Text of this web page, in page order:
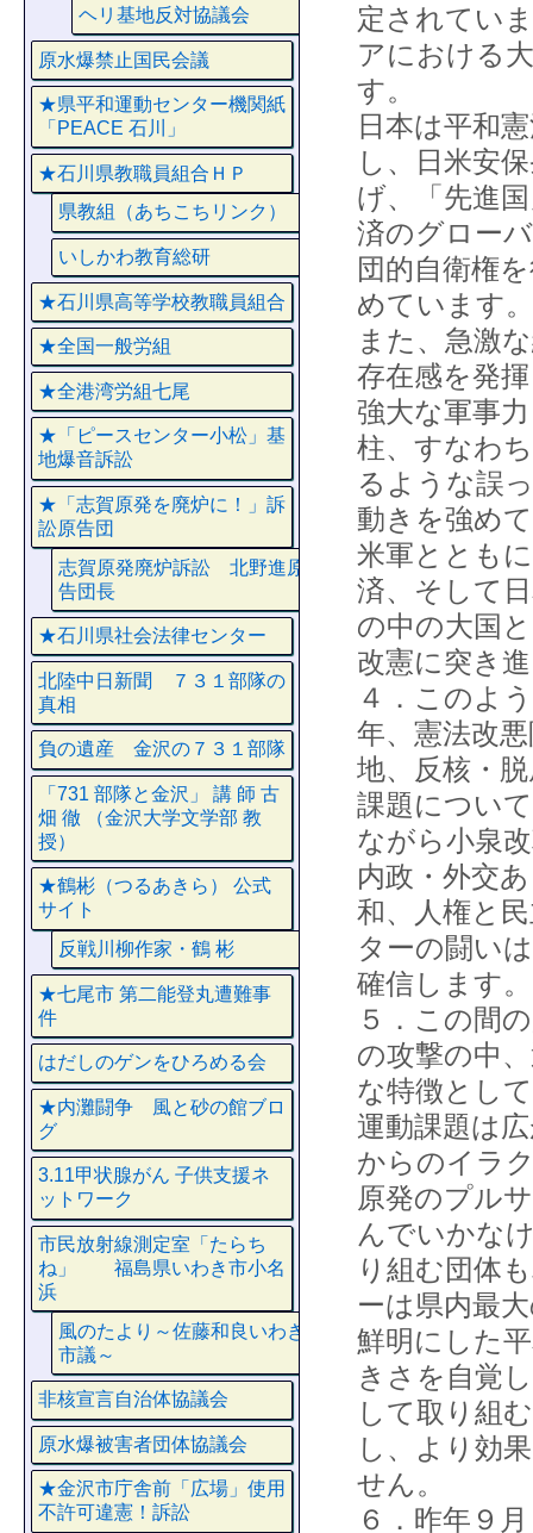
定されてい
アにおける
す。
日本は平和
し、日米安
げ、「先進
済のグロー
団的自衛権
めています。
また、急激
存在感を発
強大な軍事
柱、すなわ
るような誤
動きを強め
米軍ととも
済、そして
の中の大国
改憲に突き
４．このよ
年、憲法改
地、反核・
課題につい
ながら小泉
内政・外交
和、人権と
ターの闘い
確信します。
５．この間
の攻撃の中
な特徴とし
運動課題は
からのイラ
原発のプル
んでいかな
り組む団体
ーは県内最
鮮明にした
きさを自覚
して取り組
し、より効
せん。
６．昨年９
ヘリ基地反対協議会
原水爆禁止国民会議
★県平和運動センター機関紙
「PEACE 石川」
★石川県教職員組合ＨＰ
県教組（あちこちリンク）
いしかわ教育総研
★石川県高等学校教職員組合
★全国一般労組
★全港湾労組七尾
★「ピースセンター小松」基
地爆音訴訟
★「志賀原発を廃炉に！」訴
訟原告団
志賀原発廃炉訴訟 北野進原
告団長
★石川県社会法律センター
北陸中日新聞 ７３１部隊の
真相
負の遺産 金沢の７３１部隊
「731 部隊と金沢」 講 師 古
畑 徹 （金沢大学文学部 教
授）
★鶴彬（つるあきら） 公式
サイト
反戦川柳作家・鶴 彬
★七尾市 第二能登丸遭難事
件
はだしのゲンをひろめる会
★内灘闘争 風と砂の館ブロ
グ
3.11甲状腺がん 子供支援ネ
ットワーク
市民放射線測定室「たらち
ね」 福島県いわき市小名
浜
風のたより～佐藤和良いわき
市議～
非核宣言自治体協議会
原水爆被害者団体協議会
★金沢市庁舎前「広場」使用
不許可違憲！訴訟